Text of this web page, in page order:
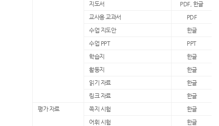
지도서
PDF, 한글
교사용 교과서
PDF
수업 지도안
한글
수업 PPT
PPT
학습지
한글
활동지
한글
읽기 자료
한글
링크 자료
한글
평가 자료
쪽지 시험
한글
어휘 시험
한글